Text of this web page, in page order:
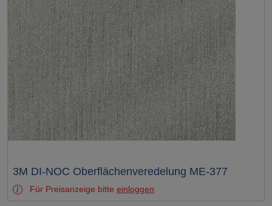
Test
3M DI-NOC Oberflächenveredelung ME-377
Für Preisanzeige bitte einloggen